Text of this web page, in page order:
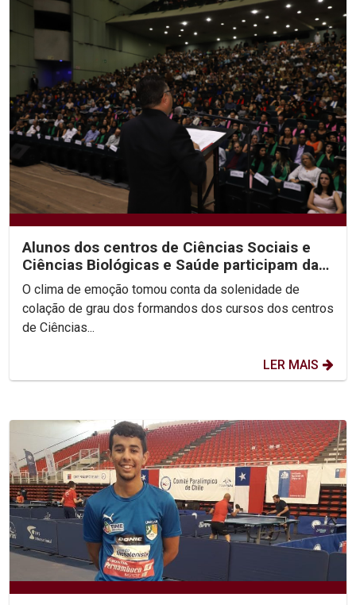
Alunos dos centros de Ciências Sociais e
Ciências Biológicas e Saúde participam da
segunda noite...
O clima de emoção tomou conta da solenidade de
colação de grau dos formandos dos cursos dos centros
de Ciências...
LER MAIS